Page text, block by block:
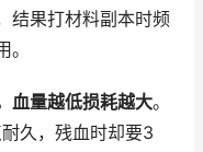
结果打材料副本时频
血量越低损耗越大。
久，残血时却要3